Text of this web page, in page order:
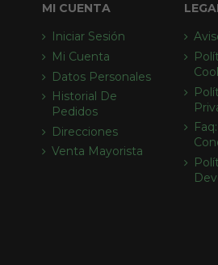
MI CUENTA
Iniciar Sesión
Mi Cuenta
Datos Personales
Historial De
Pedidos
Direcciones
Venta Mayorista